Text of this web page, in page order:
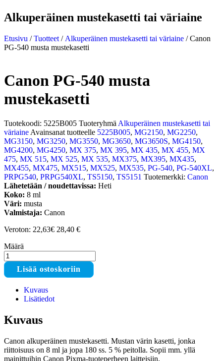
Alkuperäinen mustekasetti tai väriaine
Etusivu /Tuotteet / Alkuperäinen mustekasetti tai väriaine / Canon
PG-540 musta mustekasetti
Canon PG-540 musta
mustekasetti
Tuotekoodi: 5225B005 Tuoteryhmä Alkuperäinen mustekasetti tai
väriaine Avainsanat tuotteelle 5225B005, MG2150, MG2250,
MG3150, MG3250, MG3550, MG3650, MG3650S, MG4150,
MG4200, MG4250, MX 375, MX 395, MX 435, MX 455, MX
475, MX 515, MX 525, MX 535, MX375, MX395, MX435,
MX455, MX475, MX515, MX525, MX535, PG-540, PG-540XL,
PRPG540, PRPG540XL, TS5150, TS5151 Tuotemerkki: Canon
Lähetetään / noudettavissa: Heti
Koko: 8 ml
Väri: musta
Valmistaja: Canon
Veroton: 22,63€ 28,40 €
Määrä
Canon
PG-
540
mustekasetti
määrä
Lisää ostoskoriin
Kuvaus
Lisätiedot
Kuvaus
Canon alkuperäinen mustekasetti. Mustan värin kasetti, jonka
riittoisuus on 8 ml ja jopa 180 ss. 5 % peitolla. Sopii mm. yllä
mainittuihin Canon Pixma-tuoteperheen laitteisiin.